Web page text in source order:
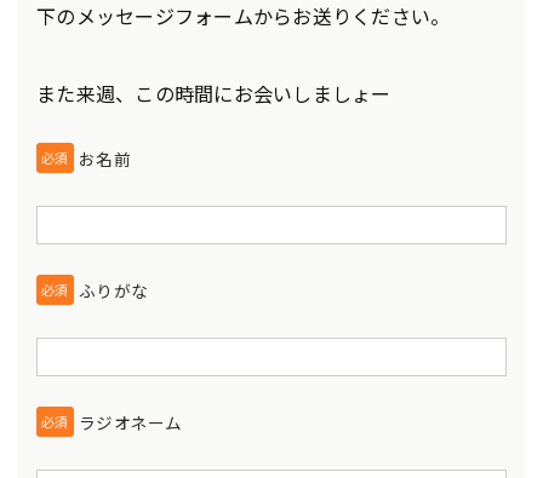
下のメッセージフォームからお送りください。
また来週、この時間にお会いしましょー
必須 お名前
必須 ふりがな
必須 ラジオネーム